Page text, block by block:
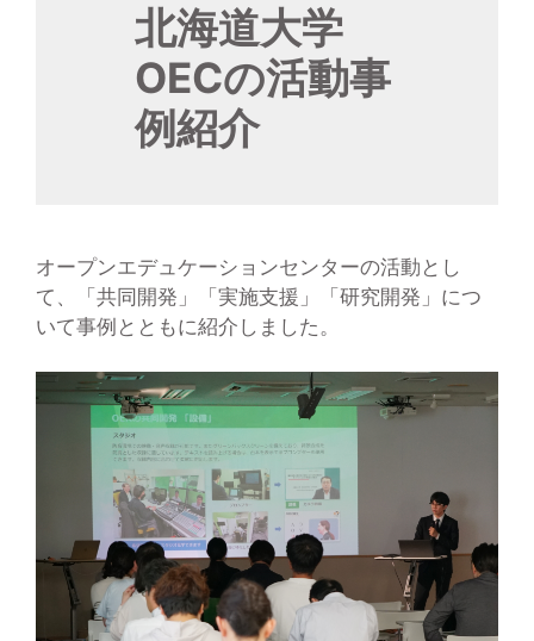
北海道大学
OECの活動事
例紹介
オープンエデュケーションセンターの活動とし
て、「共同開発」「実施支援」「研究開発」につ
いて事例とともに紹介しました。